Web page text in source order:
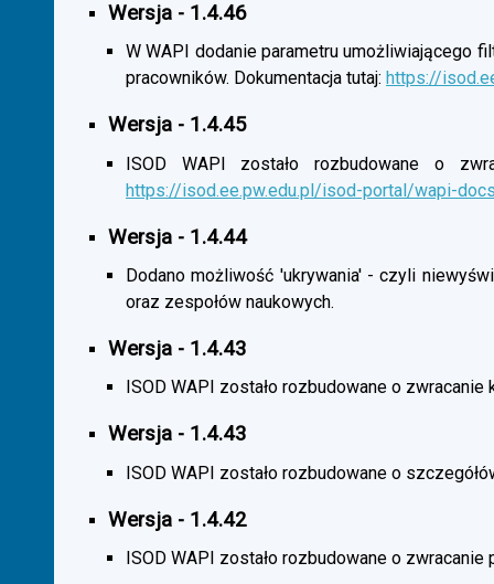
Wersja - 1.4.46
W WAPI dodanie parametru umożliwiającego
pracowników. Dokumentacja tutaj: https://
Wersja - 1.4.45
ISOD WAPI zostało rozbudowane o
https://isod.ee.pw.edu.pl/isod-portal/wapi-
Wersja - 1.4.44
Dodano możliwość 'ukrywania' - czyli
oraz zespołów naukowych.
Wersja - 1.4.43
ISOD WAPI zostało rozbudowane o
Wersja - 1.4.43
ISOD WAPI zostało rozbudowane o
Wersja - 1.4.42
ISOD WAPI zostało rozbudowane o zwracanie